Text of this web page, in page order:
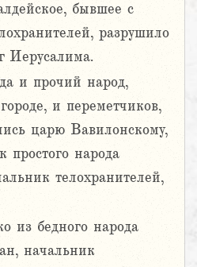
бывшее с
разрушило
Иерусалима.
и прочий народ,
и переметчиков,
царю Вавилонскому,
простого народа
телохранителей,
из бедного народа
начальник